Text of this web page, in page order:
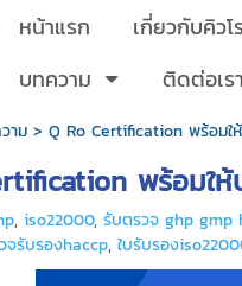
หน้าแรก เกี่ยวกับคิวโ
บทความ
ติดต่อเรา
าม> Q Ro Certification พร้อมให้
พร้อมให้
, iso22000, รับตรวจ ghp gmp
จรับรองhaccp, ใบรับรอง